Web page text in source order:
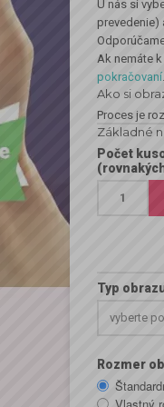
U nás si
prevedenie)
Ak nemáte
pokračovaní.
Ako si
Proces je
Základné
Počet
Typ
vyberte
Rozmer